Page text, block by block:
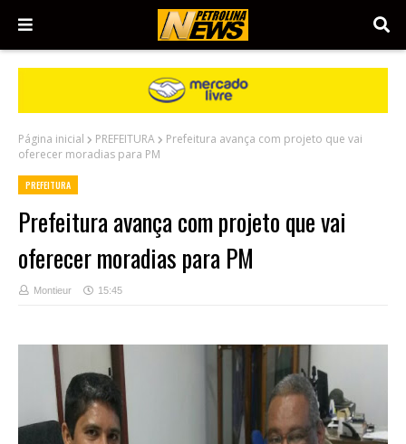
Página inicial PREFEITURA
Prefeitura avança com projeto que vai
oferecer moradias para PM
PREFEITURA
Prefeitura avança com projeto que vai
oferecer moradias para PM
Montieur 15:45